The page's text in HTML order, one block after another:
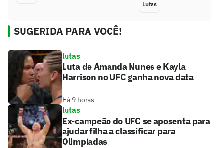
Lutas
SUGERIDA PARA VOCÊ!
lutas
Luta de Amanda Nunes e Kayla
Harrison no UFC ganha nova data
Há 9 horas
lutas
Ex-campeão do UFC se aposenta para
ajudar filha a classificar para
Olimpíadas